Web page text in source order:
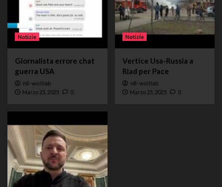
Notizie
Giornalista errore chat
guerra USA
n8-woltlab
Marzo 25, 2025 0
Notizie
Vertice Usa-Russia a
Riad per Pace
n8-woltlab
Marzo 25, 2025 0